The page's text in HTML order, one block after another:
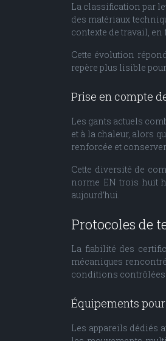
La classification par
des matériaux
contexte de travail,
Cette évolution
repère plus lisible
Prise en compte
Les gants actuels
et à la chaleur, alors
renforcée et
Cette diversité de
norme EN trois huit
aujourd’hui.
Protocoles de
La fiabilité des
mécaniques
conditions contrôlées.
Équipements
Les appareils dédiés